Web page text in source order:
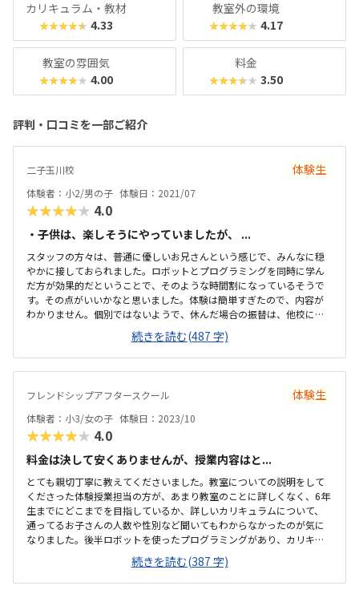
カリキュラム・教材
★★★★★ 4.33
教室外の環境
★★★★★ 4.17
教室の雰囲気
★★★★★ 4.00
料金
★★★★★ 3.50
評判・口コミを一部ご紹介
二子玉川校 体験生
体験者：小2/男の子 体験日：2021/07
★★★★★ 4.0
・子供は、楽しそうにやっていましたが、 ...
スタッフの方々は、普通に優しいお兄さんという感じで、みんなに穏
やかに接しておられました。ロボットとプログラミングを同時に学ん
だ方が効果的だということで、そのような時間割になっているそうで
す。その点がいいかなと思いました。体験は簡単すぎたので、内容が
わかりません。個別ではないようで、休んだ場合の振替は、他校に行
くようになるとのことでしたが、各校でカリキュラムの進行は同じよ
うです。駅から3分ほど。道一本で分かりやすいです。下に駐輪場場は
あります。道路はやや狭いので、車で待つのは難しいと思います。すぐ
近くのコンビニに駐車場はあります。手狭で、窓の配置のせいで少し
ころなので、子供向けのコージーな感じはあります。以前に違うプロ
グラミング教室に通っていましたが、そこと比較すると料金設定は普
通か少し割高な感じだとは思います。毎回最初はテ...
続きを読む(487 字)
フレンドシップアフタースクール 体験生
体験者：小3/女の子 体験日：2023/10
★★★★★ 4.0
料金は決して安くありませんが、授業内容はと...
とても親切丁寧に教えてくださいました。教室についての説明をして
くださった体験授業担当の方が、あまり教室のことに詳しくなく、6年
生までにどこまでを目指しているか、詳しいカリキュラムについて、
通ってるお子さんの人数や性別など聞いてもわからなかったのが気に
なりました。後半ロボットを使ったプログラミングがあり、カリキュ
ラムも子供が使いやすいスクラッチでよかったです。高学年になった
ら1人でも通える距離なのでありがたい。駅からもシャトルバスなどか
あり雨の日でも通いやすい。しっかりした施設の会議室を利用してい
続きを読む(387 字)